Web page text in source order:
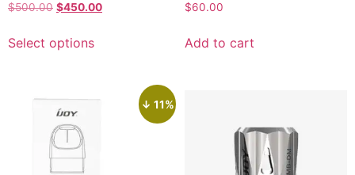
$500.00 $450.00
Select options
$60.00
Add to cart
↓ 11%